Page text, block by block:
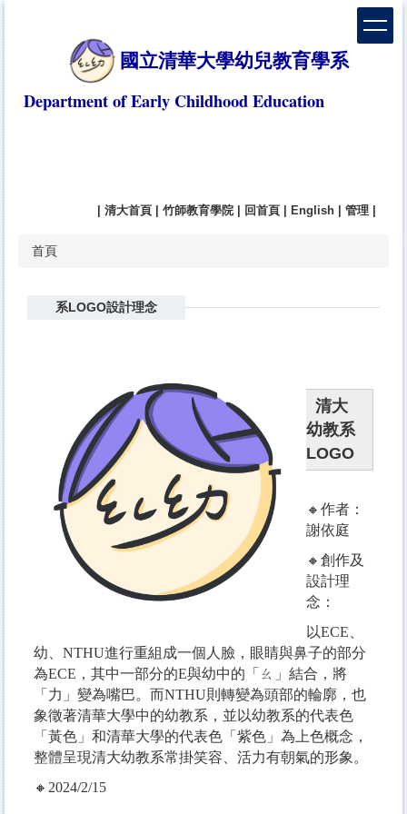
國立清華大學幼兒教育學系
Department of Early Childhood Education
清大首頁| 竹師教育學院| 回首頁| English| 管理|
首頁
系LOGO設計理念
清大
幼教系
LOGO
🔸作者：
謝依庭
🔸創作及
設計理
念：
以ECE、
幼、NTHU進行重組成一個人臉，眼睛與鼻子的部分
為ECE，其中一部分的E與幼中的「ㄠ」結合，將
「力」變為嘴巴。而NTHU則轉變為頭部的輪廓，也
象徵著清華大學中的幼教系，並以幼教系的代表色
「黃色」和清華大學的代表色「紫色」為上色概念，
整體呈現清大幼教系常掛笑容、活力有朝氣的形象。
🔸2024/2/15